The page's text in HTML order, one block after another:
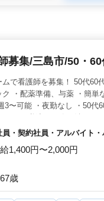
てお仕事に専念できま
看護師としての技術を活
募集/三島市/50・60
で看護師を募集！ 50代60
ク ・配薬準備、与薬 ・簡
3〜可能 ・夜勤なし ・50代
・契約社員・アルバイト・
1,400円〜2,000円
歳